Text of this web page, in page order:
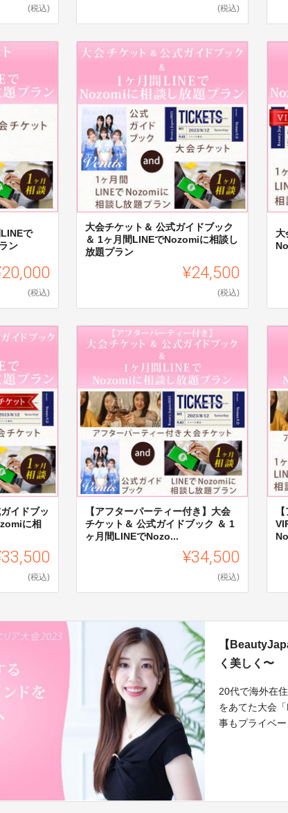
(税込) (税込)
で
ン
(税込)
大会チケット＆ 公式ガイドブック
＆ 1ヶ月間LINEでNozomiに相談し
放題プラン
¥24,500
(税込)
大
イドブッ
に相
(税込)
【アフターパーティー付き】大会
チケット＆ 公式ガイドブック ＆ 1
ヶ月間LINEでNozo...
¥34,500
(税込)
【
く美しく〜
20代で海外在
をあてた大会
事もプライベ
のマインドを